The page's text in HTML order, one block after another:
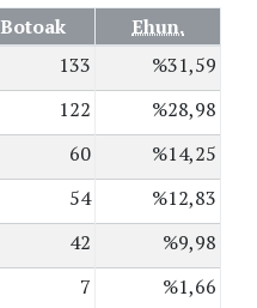
Botoak
Ehun.
133
%31,59
122
%28,98
60
%14,25
54
%12,83
42
%9,98
7
%1,66